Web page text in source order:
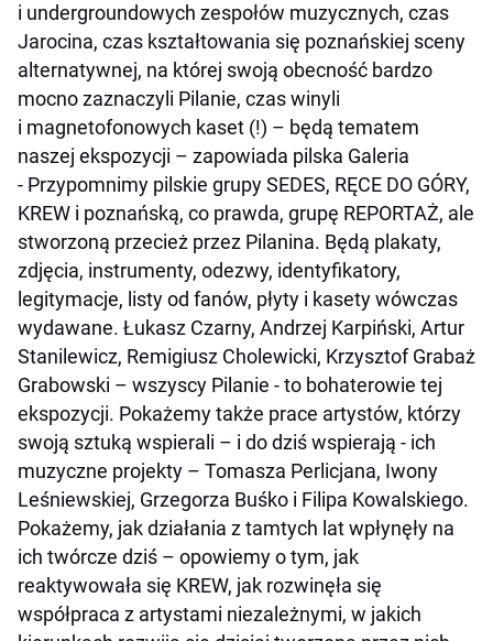
i undergroundowych zespołów muzycznych, czas
Jarocina, czas kształtowania się poznańskiej sceny
alternatywnej, na której swoją obecność bardzo
mocno zaznaczyli Pilanie, czas winyli
i magnetofonowych kaset (!) – będą tematem
naszej ekspozycji – zapowiada pilska Galeria
- Przypomnimy pilskie grupy SEDES, RĘCE DO GÓRY,
KREW i poznańską, co prawda, grupę REPORTAŻ, ale
stworzoną przecież przez Pilanina. Będą plakaty,
zdjęcia, instrumenty, odezwy, identyfikatory,
legitymacje, listy od fanów, płyty i kasety wówczas
wydawane. Łukasz Czarny, Andrzej Karpiński, Artur
Stanilewicz, Remigiusz Cholewicki, Krzysztof Grabaż
Grabowski – wszyscy Pilanie - to bohaterowie tej
ekspozycji. Pokażemy także prace artystów, którzy
swoją sztuką wspierali – i do dziś wspierają - ich
muzyczne projekty – Tomasza Perlicjana, Iwony
Leśniewskiej, Grzegorza Buśko i Filipa Kowalskiego.
Pokażemy, jak działania z tamtych lat wpłynęły na
ich twórcze dziś – opowiemy o tym, jak
reaktywowała się KREW, jak rozwinęła się
współpraca z artystami niezależnymi, w jakich